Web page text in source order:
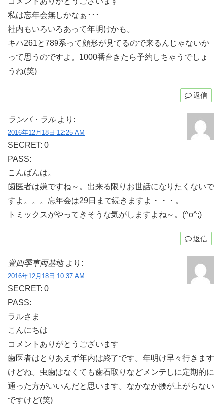
私は忘年会無しかなぁ･･･
社内もいろいろあって年明けかも。
キハ261と789系って顔形が見てるので来るんじゃないか
って思うのですよ。1000番台きたら予約しちゃうでしょ
うね(笑)
返信
ランバ・ラル より:
2016年12月18日 12:25 AM
SECRET: 0
PASS:
こんばんは。
歯医者は嫌ですね～。出来る限りお世話になりたくないで
すよ。。。忘年会は29日まで続きますよ・・・。
トミックスがやってきそうな気がしますよね～。(^o^;)
返信
豊四季車両基地 より:
2016年12月18日 10:37 AM
SECRET: 0
PASS:
ラルさま
こんにちは
コメントありがとうございます
歯医者はとりあえず年内は終了です。年明け早々行きます
けどね。虫歯はなくても歯石取りなどメンテしに定期的に
通った方がいいんだと思います。なかなか腰が上がらない
ですけど(笑)